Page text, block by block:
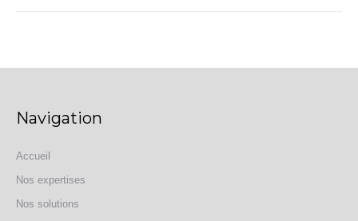
Navigation
Accueil
Nos expertises
Nos solutions